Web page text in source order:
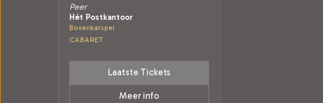
Peer
Hét Postkantoor
Bovenkarspel
CABARET
Laatste Tickets
Meer info